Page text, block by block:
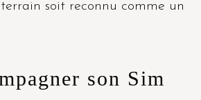
soit reconnu comme un
son Sim